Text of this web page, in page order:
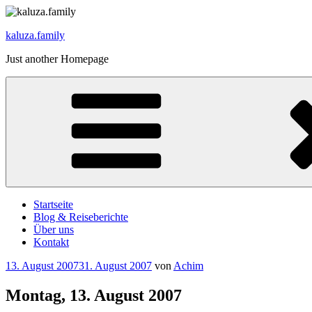
Zum
springen
kaluza.family
Just another Homepage
Startseite
Blog & Reiseberichte
Über uns
Kontakt
Veröffentlicht
13. August 200731. August 2007 von Achim
Montag, 13. August 2007